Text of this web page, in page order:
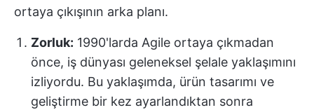
ortaya çıkışının arka planı.
Zorluk: 1990'larda Agile ortaya çıkmadan
önce, iş dünyası geleneksel şelale yaklaşımını
izliyordu. Bu yaklaşımda, ürün tasarımı ve
geliştirme bir kez ayarlandıktan sonra